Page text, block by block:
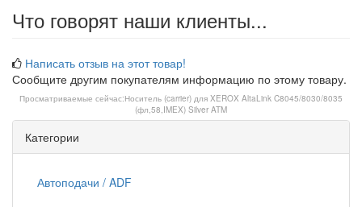
Что говорят наши клиенты...
Написать отзыв на этот товар!
Сообщите другим покупателям информацию по этому товару.
Просматриваемые сейчас:Носитель (carrier) для XEROX AltaLink C8045/8030/8035
(фл,58,IMEX) Silver ATM
Категории
Автоподачи / ADF